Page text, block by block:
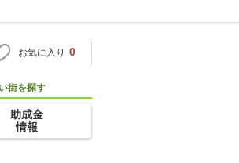
お気に入り 0
街を探す
助成金
情報